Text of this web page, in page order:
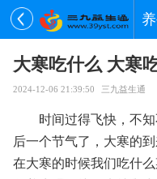
大寒吃什么 大寒
2024-12-06 21:39:50 三九益生通
时间过得飞快，不
后一个节气了，大寒的
在大寒的时候我们吃什